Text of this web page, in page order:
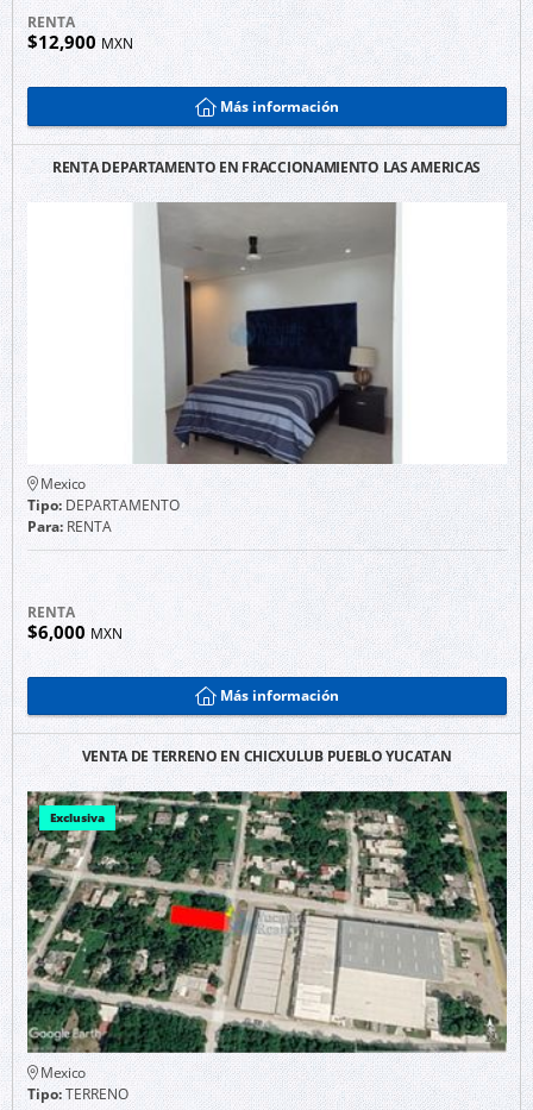
RENTA
$12,900 MXN
Más información
RENTA DEPARTAMENTO EN FRACCIONAMIENTO LAS AMERICAS
Mexico
Tipo:DEPARTAMENTO
Para:RENTA
RENTA
$6,000 MXN
Más información
VENTA DE TERRENO EN CHICXULUB PUEBLO YUCATAN
Exclusiva
Mexico
Tipo:TERRENO